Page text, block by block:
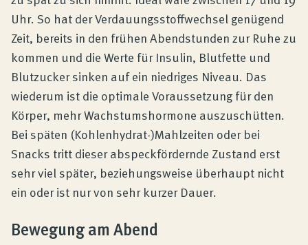
Uhr. So hat der Verdauungsstoffwechsel genügend
Zeit, bereits in den frühen Abendstunden zur Ruhe zu
kommen und die Werte für Insulin, Blutfette und
Blutzucker sinken auf ein niedriges Niveau. Das
wiederum ist die optimale Voraussetzung für den
Körper, mehr Wachstumshormone auszuschütten.
Bei späten (Kohlenhydrat-)Mahlzeiten oder bei
Snacks tritt dieser abspeckfördernde Zustand erst
sehr viel später, beziehungsweise überhaupt nicht
ein oder ist nur von sehr kurzer Dauer.
Bewegung am Abend